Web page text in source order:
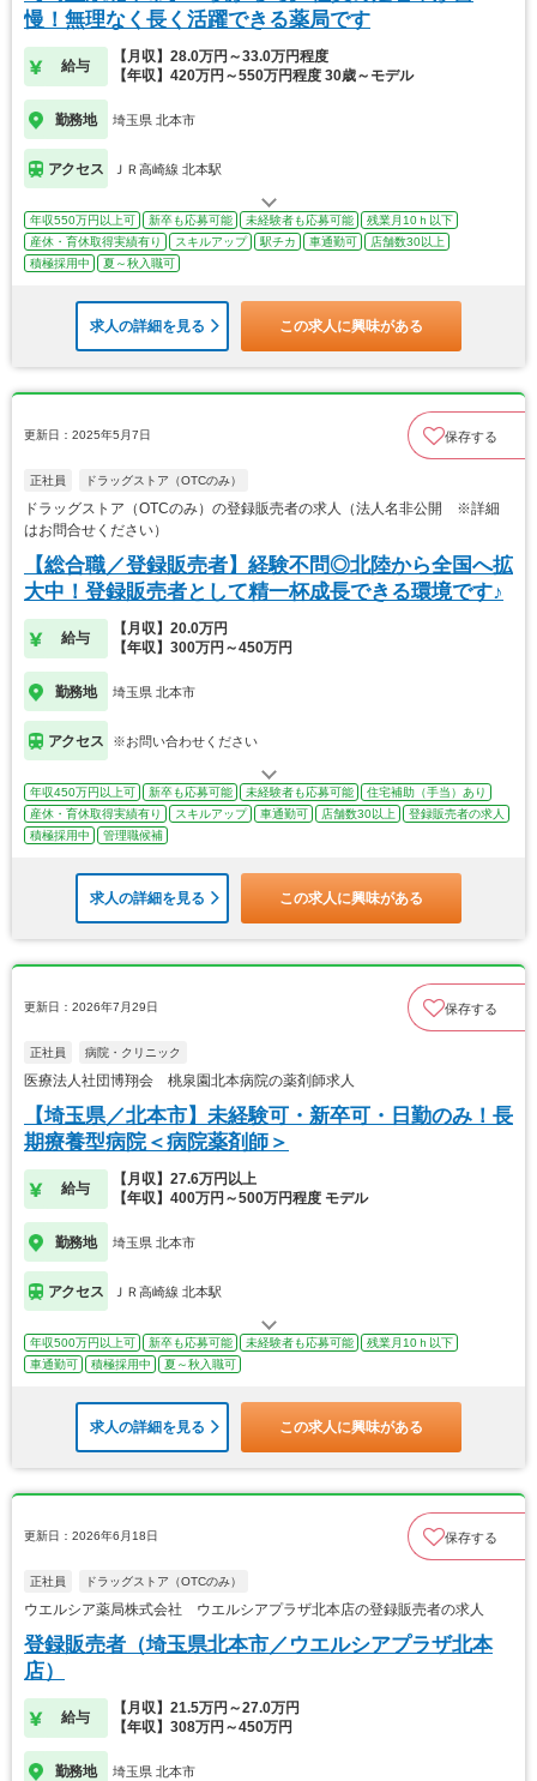
慢！無理なく長く活躍できる薬局です
給与
【月収】28.0万円～33.0万円程度
【年収】420万円～550万円程度 30歳～モデル
勤務地 埼玉県 北本市
アクセス ＪＲ高崎線 北本駅
年収550万円以上可 新卒も応募可能 未経験者も応募可能
残業月10ｈ以下
産休・育休取得実績有り
スキルアップ 駅チカ 車通勤可
店舗数30以上
積極採用中
夏～秋入職可
求人の詳細を見る この求人に興味がある
更新日：2025年5月7日 保存する
正社員 ドラッグストア（OTCのみ）
ドラッグストア（OTCのみ）の登録販売者の求人（法人名非公開 ※詳細
はお問合せください）
【総合職／登録販売者】経験不問◎北陸から全国へ拡
大中！登録販売者として精一杯成長できる環境です♪
給与
【月収】20.0万円
【年収】300万円～450万円
勤務地 埼玉県 北本市
アクセス ※お問い合わせください
年収450万円以上可 新卒も応募可能 未経験者も応募可能
住宅補助（手当）あり
産休・育休取得実績有り
スキルアップ 車通勤可 店舗数30以上
登録販売者の求人
積極採用中
管理職候補
求人の詳細を見る この求人に興味がある
更新日：2026年7月29日 保存する
正社員 病院・クリニック
医療法人社団博翔会 桃泉園北本病院の薬剤師求人
【埼玉県／北本市】未経験可・新卒可・日勤のみ！長
期療養型病院＜病院薬剤師＞
給与
【月収】27.6万円以上
【年収】400万円～500万円程度 モデル
勤務地 埼玉県 北本市
アクセス ＪＲ高崎線 北本駅
年収500万円以上可 新卒も応募可能 未経験者も応募可能
残業月10ｈ以下
車通勤可
積極採用中 夏～秋入職可
求人の詳細を見る この求人に興味がある
更新日：2026年6月18日 保存する
正社員 ドラッグストア（OTCのみ）
ウエルシア薬局株式会社 ウエルシアプラザ北本店の登録販売者の求人
登録販売者（埼玉県北本市／ウエルシアプラザ北本
店）
給与
【月収】21.5万円～27.0万円
【年収】308万円～450万円
勤務地 埼玉県 北本市